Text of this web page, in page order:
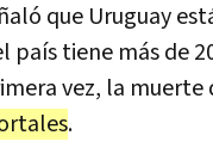
que Uruguay
país tiene más de
vez, la muerte
.